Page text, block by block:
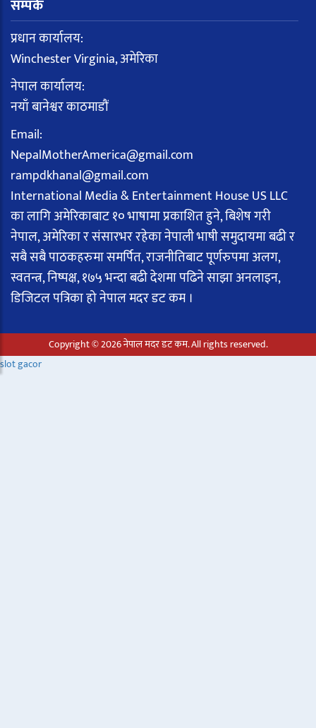
सम्पर्क
प्रधान कार्यालय:
Winchester Virginia, अमेरिका
नेपाल कार्यालय:
नयाँ बानेश्वर काठमाडौं
Email:
NepalMotherAmerica@gmail.com
rampdkhanal@gmail.com
International Media & Entertainment House US LLC
का लागि अमेरिकाबाट १० भाषामा प्रकाशित हुने, बिशेष गरी
नेपाल, अमेरिका र संसारभर रहेका नेपाली भाषी समुदायमा बढी र
सबै सबै पाठकहरुमा समर्पित, राजनीतिबाट पूर्णरुपमा अलग,
स्वतन्त्र, निष्पक्ष, १७५ भन्दा बढी देशमा पढिने साझा अनलाइन,
डिजिटल पत्रिका हो नेपाल मदर डट कम ।
Copyright © 2026 नेपाल मदर डट कम. All rights reserved.
slot gacor